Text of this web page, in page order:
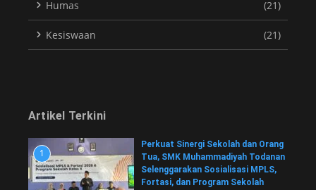
Humas (21)
Kesiswaan (21)
Artikel Terkini
1
Perkuat Sinergi Sekolah dan Orang
Tua, SMK Muhammadiyah Todanan
Selenggarakan Sosialisasi MPLS,
Fortasi, dan Program Sekolah